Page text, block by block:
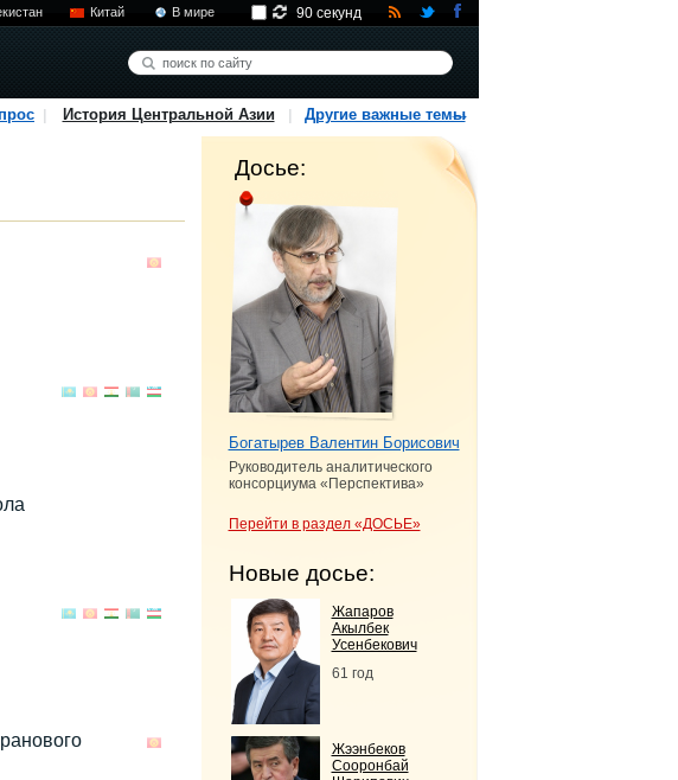
Китай В мире 90 секунд
История Центральной Азии Другие важные темы
Досье:
Богатырев Валентин Борисович
Руководитель аналитического
консорциума «Перспектива»
Перейти в раздел «ДОСЬЕ»
Новые досье:
Жапаров
Акылбек
Усенбекович
61 год
Жээнбеков
Сооронбай